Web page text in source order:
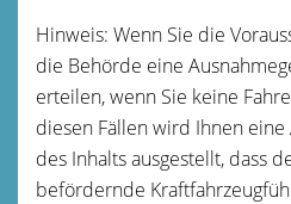
Hinweis: Wenn Sie die
die Behörde eine
erteilen, wenn Sie keine
diesen Fällen wird Ihnen
des Inhalts ausgestellt, dass
befördernde